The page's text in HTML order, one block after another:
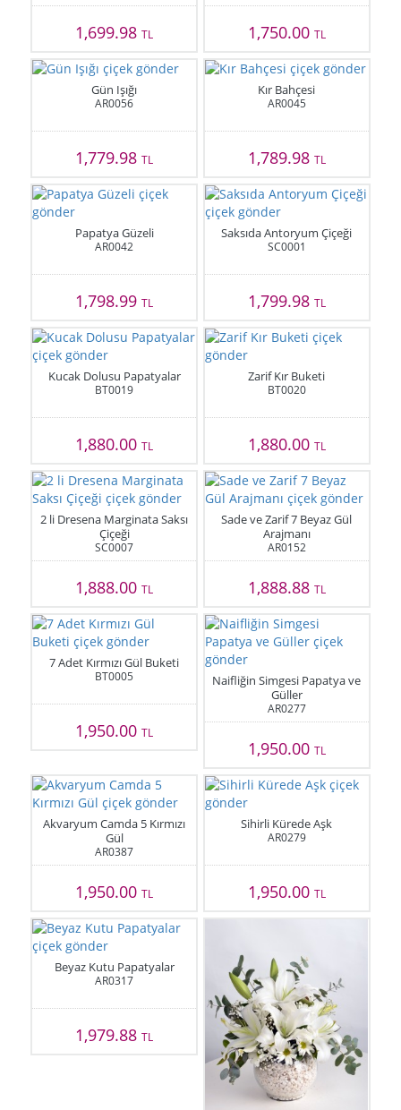
1,699.98TL 1,750.00 TL
Gün Işığı
AR0056
1,779.98TL
Kır Bahçesi
AR0045
1,789.98 TL
Papatya Güzeli
AR0042
1,798.99TL
Saksıda Antoryum Çiçeği
SC0001
1,799.98 TL
Kucak Dolusu Papatyalar
BT0019
1,880.00TL
Zarif Kır Buketi
BT0020
1,880.00 TL
2 li Dresena Marginata Saksı
Çiçeği
SC0007
1,888.00TL
Sade ve Zarif 7 Beyaz Gül
Arajmanı
AR0152
1,888.88 TL
7 Adet Kırmızı Gül Buketi
BT0005
1,950.00TL
Naifliğin Simgesi Papatya ve
Güller
AR0277
1,950.00 TL
Akvaryum Camda 5 Kırmızı
Gül
AR0387
1,950.00TL
Sihirli Kürede Aşk
AR0279
1,950.00 TL
Beyaz Kutu Papatyalar
AR0317
1,979.88TL